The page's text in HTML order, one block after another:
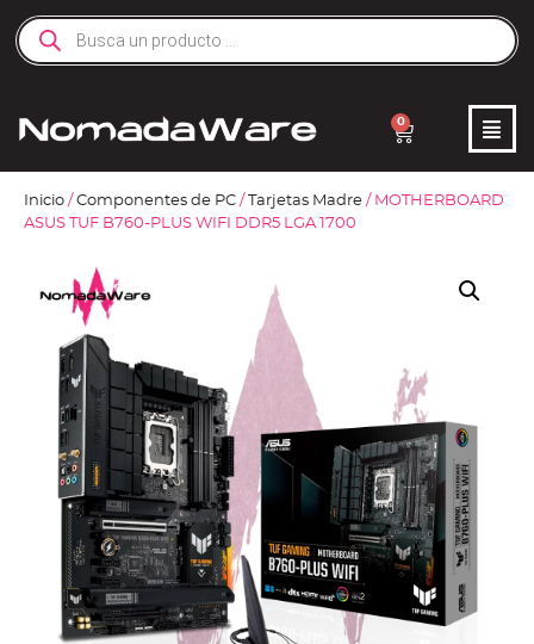
0
Inicio / Componentes de PC / Tarjetas Madre / MOTHERBOARD
ASUS TUF B760-PLUS WIFI DDR5 LGA 1700